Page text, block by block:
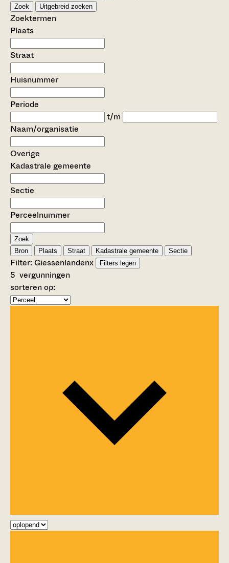
Zoek Uitgebreid zoeken
Zoektermen
Plaats
Straat
Huisnummer
Periode
t/m
Naam/organisatie
Overige
Kadastrale gemeente
Sectie
Perceelnummer
Zoek
Bron
Plaats Straat Kadastrale gemeente Sectie
Filter:Giessenlandenx Filters legen
5 vergunningen
sorteren op: